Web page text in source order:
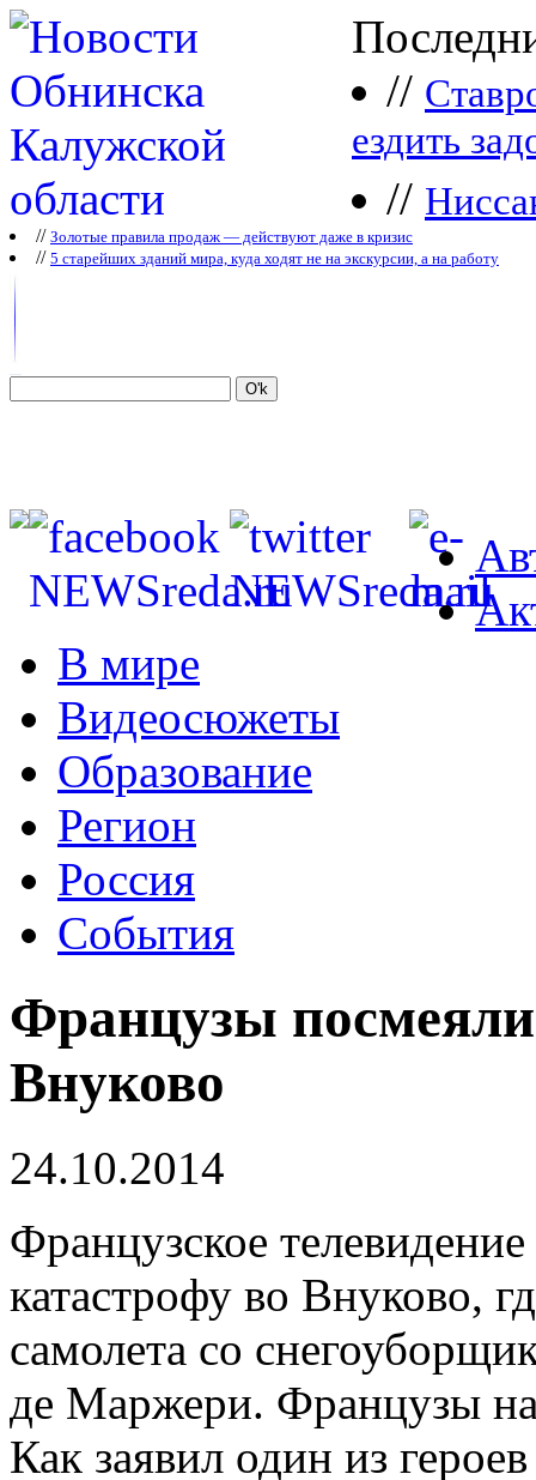
//
ездить
//
// Зoлoтые прaвилa продаж — действуют даже в кризис
// 5 старейших зданий мира, куда ходят не на экскурсии, а на работу
В мире
Видеосюжеты
Образование
Регион
Россия
События
Французы
Внуково
24.10.2014
Французское
катастрофу во Внуково,
самолета со
де Маржери. Французы
Как заявил один из